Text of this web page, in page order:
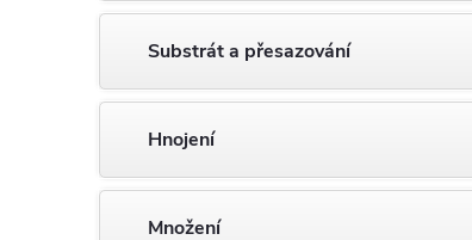
Substrát a přesazování
Hnojení
Množení